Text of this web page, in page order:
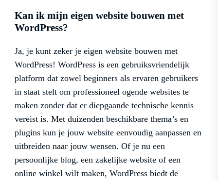
Kan ik mijn eigen website bouwen met
WordPress?
Ja, je kunt zeker je eigen website bouwen met
WordPress! WordPress is een gebruiksvriendelijk
platform dat zowel beginners als ervaren gebruikers
in staat stelt om professioneel ogende websites te
maken zonder dat er diepgaande technische kennis
vereist is. Met duizenden beschikbare thema’s en
plugins kun je jouw website eenvoudig aanpassen en
uitbreiden naar jouw wensen. Of je nu een
persoonlijke blog, een zakelijke website of een
online winkel wilt maken, WordPress biedt de